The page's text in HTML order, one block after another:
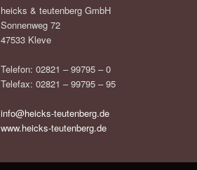
heicks & teutenberg GmbH
Sonnenweg 72
47533 Kleve
Telefon: 02821 – 99795 – 0
Telefax: 02821 – 99795 – 95
info@heicks-teutenberg.de
www.heicks-teutenberg.de